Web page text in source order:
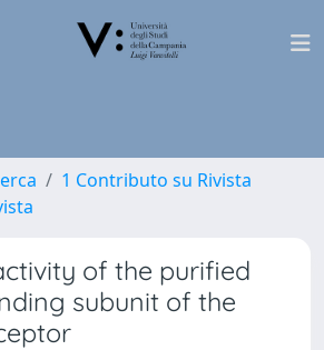
1 Contributo su Rivista
of the purified
subunit of the